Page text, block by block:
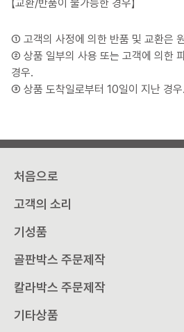
【교환/반품이 불가능한 경우】
① 고객의 사정에 의한 반품 및 교환은
② 상품 일부의 사용 또는 고객에 의한
경우.
③ 상품 도착일로부터 10일이 지난 경우.
처음으로
고객의 소리
기성품
골판박스 주문제작
칼라박스 주문제작
기타상품